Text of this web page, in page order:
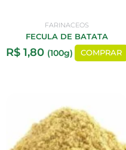
FARINACEOS
FECULA DE BATATA
R$ 1,80 (100g) COMPRAR